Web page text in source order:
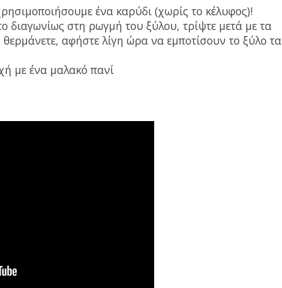
ένα καρύδι (χωρίς το κέλυφος)!
διαγωνίως στη ρωγμή του ξύλου, τρίψτε μετά με τα
αφήστε λίγη ώρα να εμποτίσουν το ξύλο τα
με ένα μαλακό πανί